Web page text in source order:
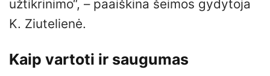
užtikrinimo“, – paaiškina šeimos gydytoja
K. Ziutelienė.
Kaip vartoti ir saugumas